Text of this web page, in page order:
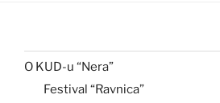
O KUD-u “Nera”
Festival “Ravnica”